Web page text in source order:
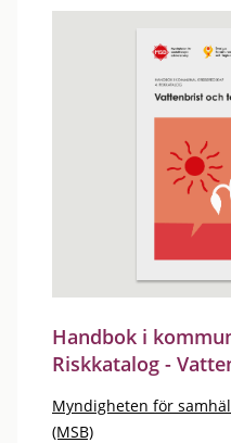
Handbok i
Riskkatalog -
Myndigheten för
(MSB)